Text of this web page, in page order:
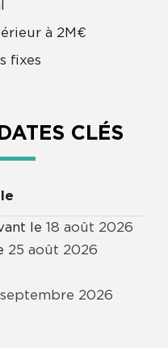
à 2M€
fixes
CLÉS
le 18 août 2026
25 août 2026
septembre 2026